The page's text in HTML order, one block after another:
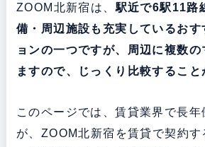
ZOOM北新宿は、駅近で6駅11路
備・周辺施設も充実しているおす
ョンの一つですが、周辺に複数の
ますので、じっくり比較すること
このページでは、賃貸業界で長年
が、ZOOM北新宿を賃貸で契約す